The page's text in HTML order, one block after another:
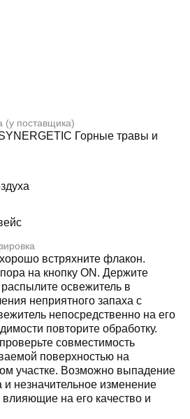
(у поставщика)
Горные травы и
встряхните флакон.
на кнопку ОN. Держите
освежитель в
неприятного запаха с
непосредственно на его
повторите обработку.
совместимость
поверхностью на
участке. Возможно выпадение
и незначительное изменение
на его качество и